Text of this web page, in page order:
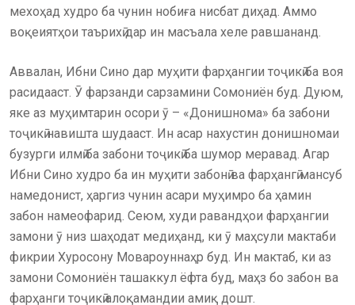
мехоҳад худро ба чунин нобиға нисбат диҳад. Аммо
воқеиятҳои таърихӣ дар ин масъала хеле равшананд.
Аввалан, Ибни Сино дар муҳити фарҳангии тоҷикӣ ба воя
расидааст. Ӯ фарзанди сарзамини Сомониён буд. Дуюм,
яке аз муҳимтарин осори ӯ – «Донишнома» ба забони
тоҷикӣ навишта шудааст. Ин асар нахустин донишномаи
бузурги илмӣ ба забони тоҷикӣ ба шумор меравад. Агар
Ибни Сино худро ба ин муҳити забонӣ ва фарҳангӣ мансуб
намедонист, ҳаргиз чунин асари муҳимро ба ҳамин
забон намеофарид. Сеюм, худи равандҳои фарҳангии
замони ӯ низ шаҳодат медиҳанд, ки ӯ маҳсули мактаби
фикрии Хуросону Мовароуннаҳр буд. Ин мактаб, ки аз
замони Сомониён ташаккул ёфта буд, маҳз бо забон ва
фарҳанги тоҷикӣ алоқамандии амиқ дошт.